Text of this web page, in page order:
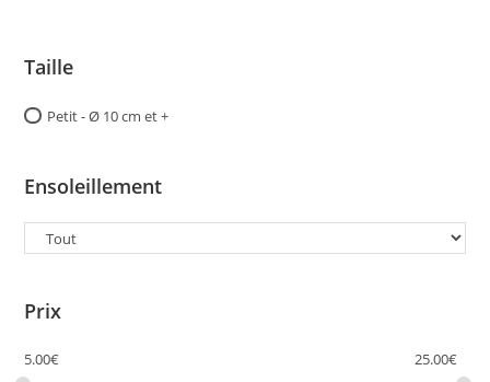
Taille
Petit - Ø 10 cm et +
Ensoleillement
Prix
5.00€ 25.00€